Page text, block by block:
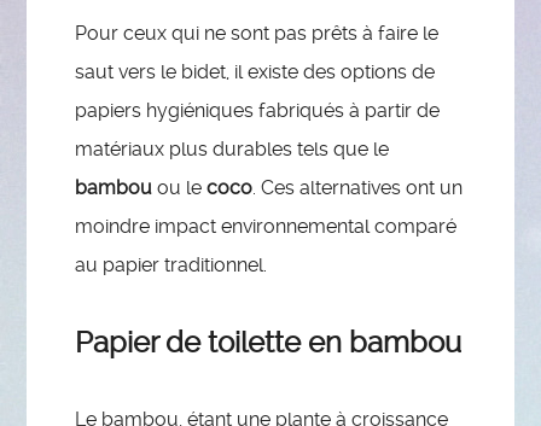
Pour ceux qui ne sont pas prêts à faire le
saut vers le bidet, il existe des options de
papiers hygiéniques fabriqués à partir de
matériaux plus durables tels que le
bambou ou lecoco. Ces alternatives ont un
moindre impact environnemental comparé
au papier traditionnel.
Papier de toilette en bambou
Le bambou, étant une plante à croissance